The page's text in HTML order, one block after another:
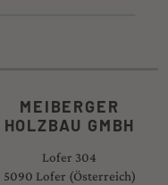
MEIBERGER
HOLZBAU GMBH
Lofer 304
5090 Lofer (Österreich)